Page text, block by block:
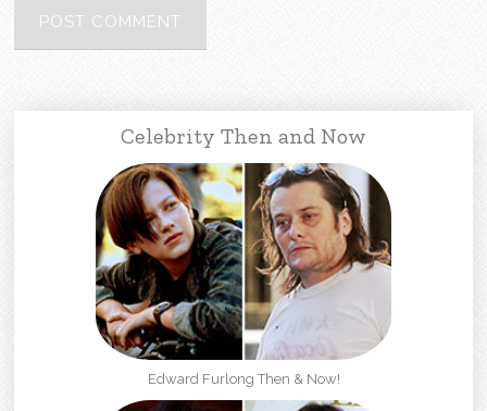
Celebrity Then and Now
Edward Furlong Then & Now!